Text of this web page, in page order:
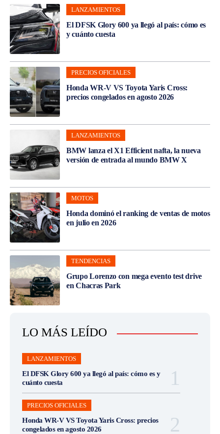
LANZAMIENTOS
El DFSK Glory 600 ya llegó al país: cómo es
y cuánto cuesta
PRECIOS OFICIALES
Honda WR-V VS Toyota Yaris Cross:
precios congelados en agosto 2026
LANZAMIENTOS
BMW lanza el X1 Efficient nafta, la nueva
versión de entrada al mundo BMW X
MOTOS
Honda dominó el ranking de ventas de motos
en julio en 2026
TENDENCIAS
Grupo Lorenzo con mega evento test drive
en Chacras Park
LO MÁS LEÍDO
LANZAMIENTOS
El DFSK Glory 600 ya llegó al país: cómo es y
cuánto cuesta
PRECIOS OFICIALES
Honda WR-V VS Toyota Yaris Cross: precios
congelados en agosto 2026